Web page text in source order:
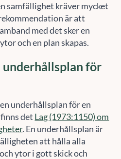
samfällighet kräver mycket
är att
med det sker en
och en plan skapas.
underhållsplan för
underhållsplan för en
det Lag (1973:1150) om
. En underhållsplan är
att hålla alla
ytor i gott skick och